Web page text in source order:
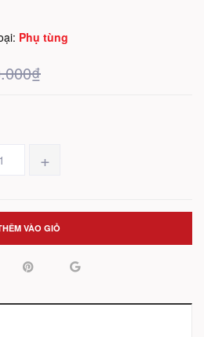
Phụ tùng
+
VÀO GIỎ